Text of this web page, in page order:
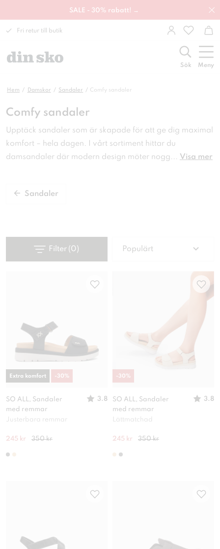
SALE - 30% rabatt! →
Fri retur till butik
Sök Meny
Hem Damskor Sandaler Comfy sandaler
Comfy sandaler
Upptäck sandaler som är skapade för att ge dig maximal
komfort – hela dagen. I vårt sortiment hittar du
damsandaler där modern design möter nogg... Visa mer
Sandaler
Filter (0) Populärt
SO ALL, Sandaler
med remmar
3.8
Justerbara remmar
245 kr 350 kr
Extra komfort -30%
SO ALL, Sandaler
med remmar
3.8
Lättmatchad
245 kr 350 kr
-30%